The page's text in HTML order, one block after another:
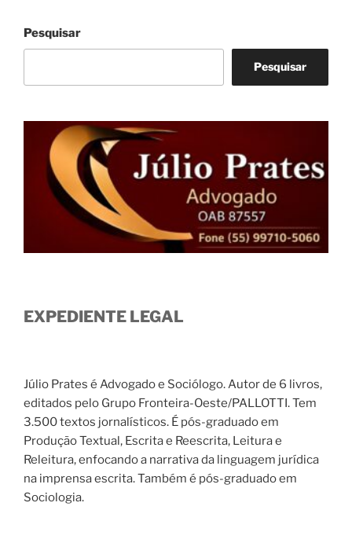
Pesquisar
Pesquisar
EXPEDIENTE LEGAL
Júlio Prates é Advogado e Sociólogo. Autor de 6 livros,
editados pelo Grupo Fronteira-Oeste/PALLOTTI. Tem
3.500 textos jornalísticos. É pós-graduado em
Produção Textual, Escrita e Reescrita, Leitura e
Releitura, enfocando a narrativa da linguagem jurídica
na imprensa escrita. Também é pós-graduado em
Sociologia.